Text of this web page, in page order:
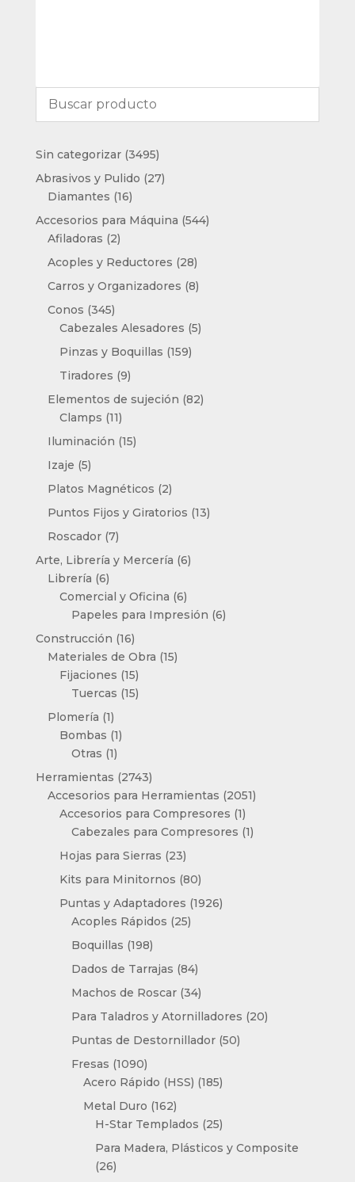
Sin categorizar 34953495
productos
Abrasivos y Pulido 2727
Diamantes 1616
productos
Accesorios para Máquina 544544
Afiladoras 22
productos
Acoples y Reductores 2828
productos
Carros y Organizadores 88
Conos 345345
productos
Cabezales Alesadores 55
Pinzas y Boquillas 159159
Tiradores 99
productos
Elementos de sujeción 8282
Clamps 1111
productos
Iluminación 1515
Izaje 55
productos
Platos Magnéticos 22
productos
Puntos Fijos y Giratorios 1313
Roscador 77
productos
Arte, Librería y Mercería 66
Librería 66
productos
Comercial y Oficina 66
productos
Papeles para Impresión 66
Construcción 1616
productos
Materiales de Obra 1515
Fijaciones 1515
productos
Tuercas 1515
Plomería 11
producto
Bombas 11
Otras 11
producto
Herramientas 27432743
productos
Accesorios para Herramientas 20512051
Accesorios para Compresores 11
producto
Cabezales para Compresores 11
Hojas para Sierras 2323
productos
Kits para Minitornos 8080
productos
Puntas y Adaptadores 19261926
Acoples Rápidos 2525
Boquillas 198198
productos
Dados de Tarrajas 8484
productos
Machos de Roscar 3434
productos
Para Taladros y Atornilladores 2020
Puntas de Destornillador 5050
Fresas 10901090
productos
Acero Rápido (HSS) 185185
Metal Duro 162162
productos
H-Star Templados 2525
productos
Para Madera, Plásticos y Composite
2626